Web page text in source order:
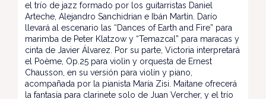
el trío de jazz formado por los guitarristas Daniel
Arteche, Alejandro Sanchidrian e Ibán Martín. Darío
llevará al escenario las “Dances of Earth and Fire” para
marimba de Peter Klatzow y “Temazcal” para maracas y
cinta de Javier Álvarez. Por su parte, Victoria interpretará
el Poème, Op.25 para violìn y orquesta de Ernest
Chausson, en su versión para violín y piano,
acompañada por la pianista María Zisi. Maitane ofrecerá
la fantasía para clarinete solo de Juan Vercher, y el trío